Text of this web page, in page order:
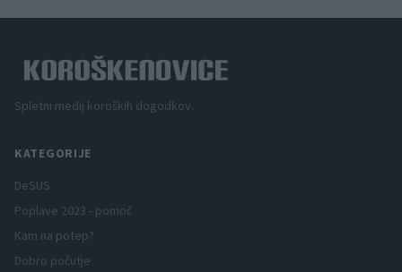
Spletni medij koroških dogodkov.
KATEGORIJE
DeSUS
Poplave 2023 - pomoč
Kam na potep?
Dobro počutje